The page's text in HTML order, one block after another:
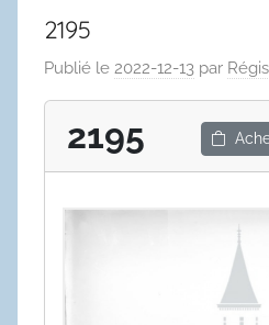
2195
Publié le 2022-12-13 par
2195